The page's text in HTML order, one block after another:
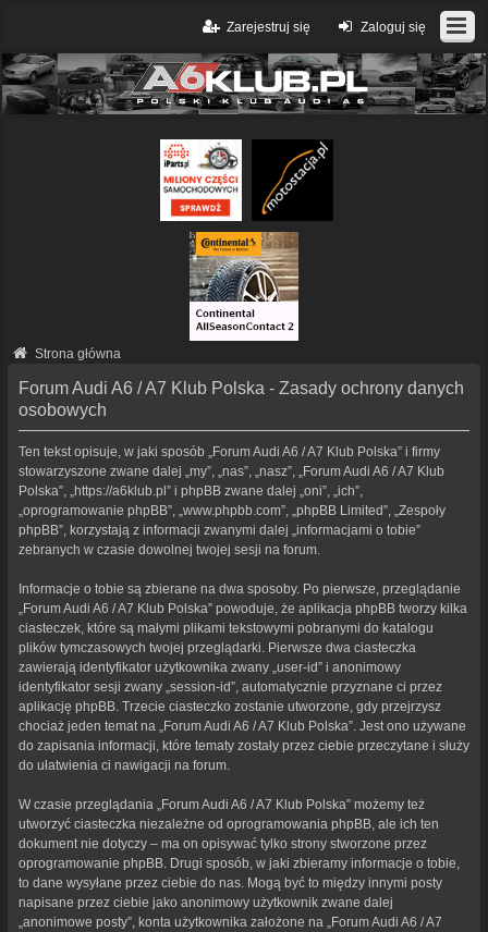
Zaloguj się
Zarejestruj się
Strona główna
Forum Audi A6 / A7 Klub Polska - Zasady ochrony danych
osobowych
Ten tekst opisuje, w jaki sposób „Forum Audi A6 / A7 Klub Polska” i firmy
stowarzyszone zwane dalej „my”, „nas”, „nasz”, „Forum Audi A6 / A7 Klub
Polska”, „https://a6klub.pl” i phpBB zwane dalej „oni”, „ich”,
„oprogramowanie phpBB”, „www.phpbb.com”, „phpBB Limited”, „Zespoły
phpBB”, korzystają z informacji zwanymi dalej „informacjami o tobie”
zebranych w czasie dowolnej twojej sesji na forum.
Informacje o tobie są zbierane na dwa sposoby. Po pierwsze, przeglądanie
„Forum Audi A6 / A7 Klub Polska” powoduje, że aplikacja phpBB tworzy kilka
ciasteczek, które są małymi plikami tekstowymi pobranymi do katalogu
plików tymczasowych twojej przeglądarki. Pierwsze dwa ciasteczka
zawierają identyfikator użytkownika zwany „user-id” i anonimowy
identyfikator sesji zwany „session-id”, automatycznie przyznane ci przez
aplikację phpBB. Trzecie ciasteczko zostanie utworzone, gdy przejrzysz
chociaż jeden temat na „Forum Audi A6 / A7 Klub Polska”. Jest ono używane
do zapisania informacji, które tematy zostały przez ciebie przeczytane i służy
do ułatwienia ci nawigacji na forum.
W czasie przeglądania „Forum Audi A6 / A7 Klub Polska” możemy też
utworzyć ciasteczka niezależne od oprogramowania phpBB, ale ich ten
dokument nie dotyczy – ma on opisywać tylko strony stworzone przez
oprogramowanie phpBB. Drugi sposób, w jaki zbieramy informacje o tobie,
to dane wysyłane przez ciebie do nas. Mogą być to między innymi posty
napisane przez ciebie jako anonimowy użytkownik zwane dalej
„anonimowe posty”, konta użytkownika założone na „Forum Audi A6 / A7